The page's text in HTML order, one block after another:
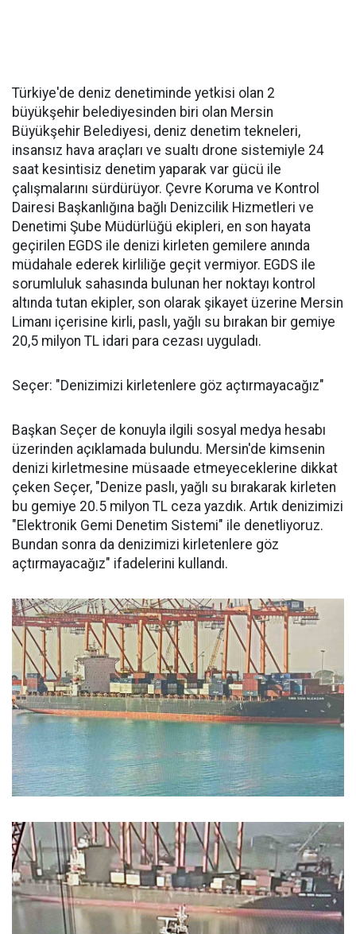
Türkiye'de deniz denetiminde yetkisi olan 2
büyükşehir belediyesinden biri olan Mersin
Büyükşehir Belediyesi, deniz denetim tekneleri,
insansız hava araçları ve sualtı drone sistemiyle 24
saat kesintisiz denetim yaparak var gücü ile
çalışmalarını sürdürüyor. Çevre Koruma ve Kontrol
Dairesi Başkanlığına bağlı Denizcilik Hizmetleri ve
Denetimi Şube Müdürlüğü ekipleri, en son hayata
geçirilen EGDS ile denizi kirleten gemilere anında
müdahale ederek kirliliğe geçit vermiyor. EGDS ile
sorumluluk sahasında bulunan her noktayı kontrol
altında tutan ekipler, son olarak şikayet üzerine Mersin
Limanı içerisine kirli, paslı, yağlı su bırakan bir gemiye
20,5 milyon TL idari para cezası uyguladı.
Seçer: "Denizimizi kirletenlere göz açtırmayacağız"
Başkan Seçer de konuyla ilgili sosyal medya hesabı
üzerinden açıklamada bulundu. Mersin'de kimsenin
denizi kirletmesine müsaade etmeyeceklerine dikkat
çeken Seçer, "Denize paslı, yağlı su bırakarak kirleten
bu gemiye 20.5 milyon TL ceza yazdık. Artık denizimizi
"Elektronik Gemi Denetim Sistemi" ile denetliyoruz.
Bundan sonra da denizimizi kirletenlere göz
açtırmayacağız" ifadelerini kullandı.